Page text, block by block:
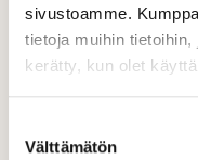
sivustoamme.
tietoja muihin
kerätty, kun olet
valinta
Välttämätön